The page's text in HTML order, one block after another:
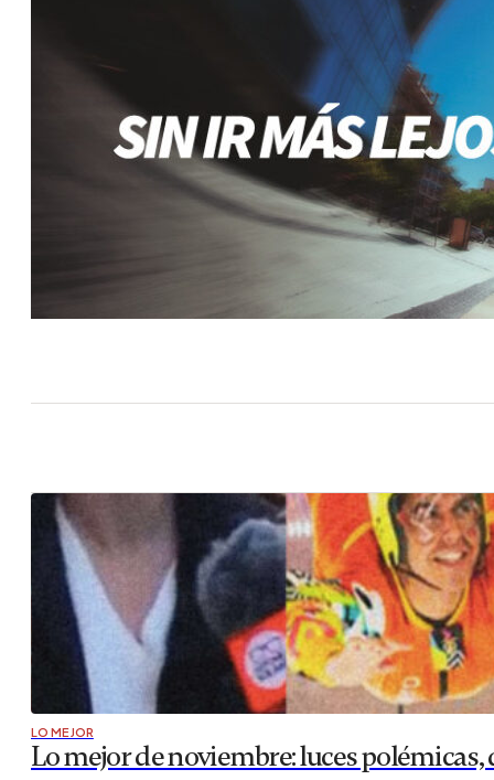
LO MEJOR
Lo mejor de noviembre: luces